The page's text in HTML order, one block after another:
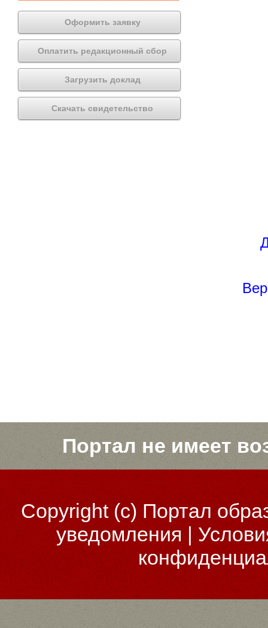
Оформить заявку
Оплатить редакционный сбор
Загрузить доклад
Скачать свидетельство
Портал не имеет
Copyright (c)Портал
уведомления |